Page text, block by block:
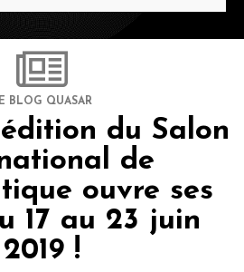
BLOG QUASAR
du Salon
de
ouvre ses
17 au 23 juin
2019 !